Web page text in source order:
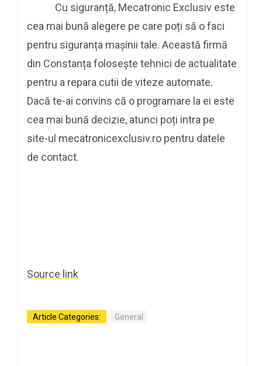
Cu siguranță, Mecatronic Exclusiv este
cea mai bună alegere pe care poți să o faci
pentru siguranța mașinii tale. Această firmă
din Constanța folosește tehnici de actualitate
pentru a repara cutii de viteze automate.
Dacă te-ai convins că o programare la ei este
cea mai bună decizie, atunci poți intra pe
site-ul mecatronicexclusiv.ro pentru datele
de contact.
Source link
Article Categories: General